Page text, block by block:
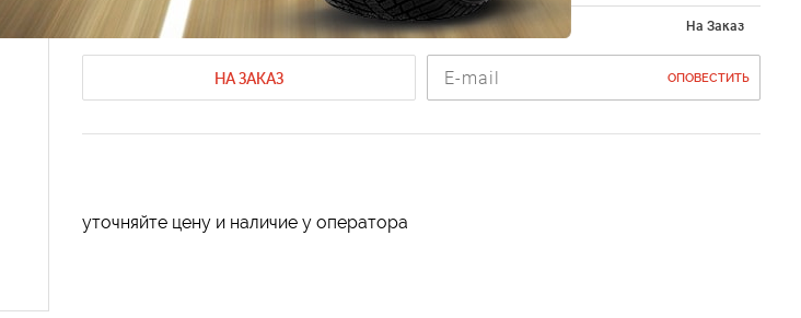
Код продукта: AT-5670 На Заказ
НА ЗАКАЗ ОПОВЕСТИТЬ
уточняйте цену и наличие у оператора